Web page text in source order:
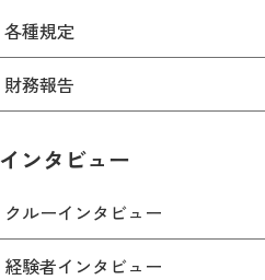
各種規定
財務報告
インタビュー
クルーインタビュー
経験者インタビュー